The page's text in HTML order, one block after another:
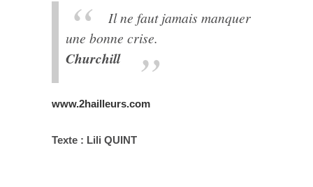
Il ne faut jamais manquer
une bonne crise.
Churchill
www.2hailleurs.com
Texte : Lili QUINT